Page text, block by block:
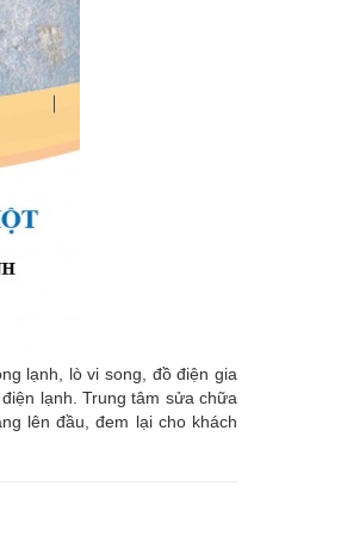
lạnh, lò vi song, đồ điện gia
lạnh. Trung tâm sửa chữa
lên đầu, đem lại cho khách